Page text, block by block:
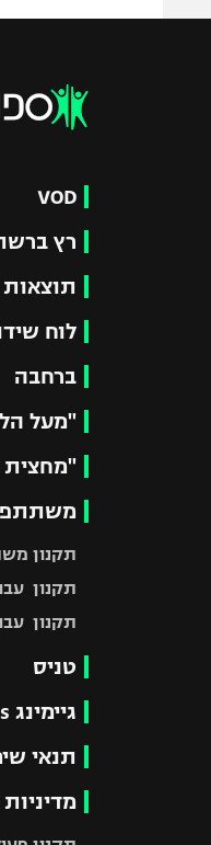
VOD
רץ
תוצאות
לוח
ברחבה
"מעל
"מחצית
תקנון
תקנון
תקנון עבור
טניס
גיימינג E-Sports
תנאי